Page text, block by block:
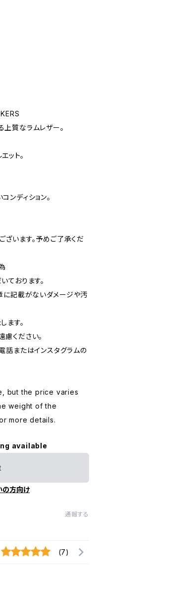
質なラムレザー。
ット。
ンディション。
います。予めご了承くだ
ております。
に記載がないダメージや汚
ます。
ください。
話またはインスタグラムの
but the price varies
weight of the
more details.
available
の方向け
通報する
(7)